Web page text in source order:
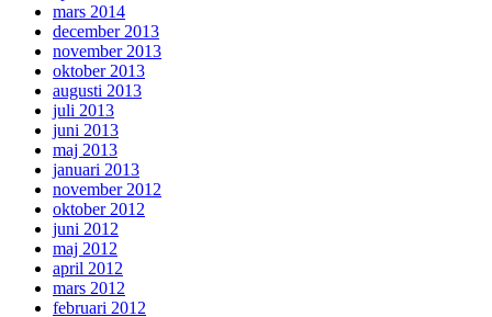
mars 2014
december 2013
november 2013
oktober 2013
augusti 2013
juli 2013
juni 2013
maj 2013
januari 2013
november 2012
oktober 2012
juni 2012
maj 2012
april 2012
mars 2012
februari 2012